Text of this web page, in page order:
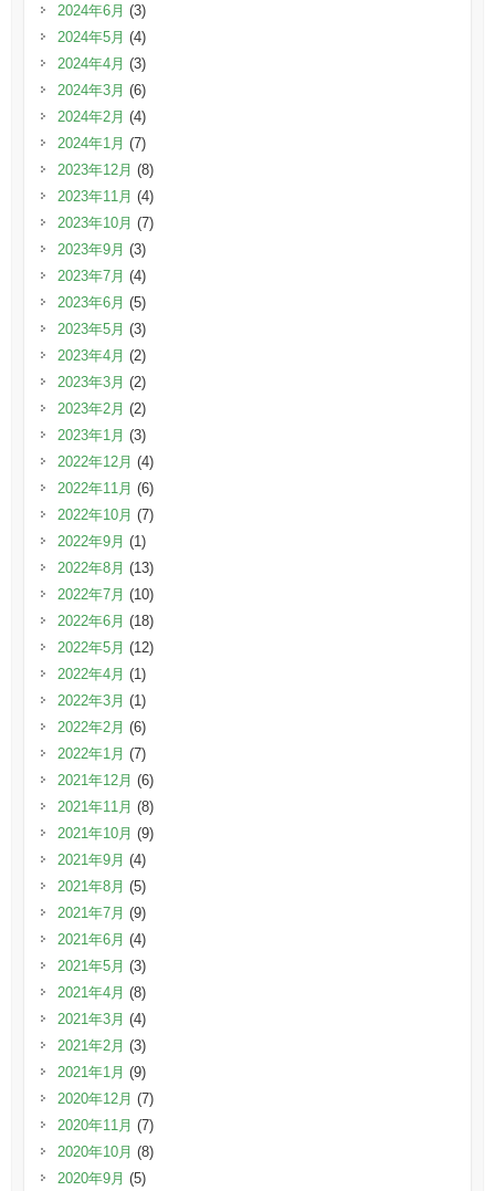
2024年6月 (3)
2024年5月 (4)
2024年4月 (3)
2024年3月 (6)
2024年2月 (4)
2024年1月 (7)
2023年12月 (8)
2023年11月 (4)
2023年10月 (7)
2023年9月 (3)
2023年7月 (4)
2023年6月 (5)
2023年5月 (3)
2023年4月 (2)
2023年3月 (2)
2023年2月 (2)
2023年1月 (3)
2022年12月 (4)
2022年11月 (6)
2022年10月 (7)
2022年9月 (1)
2022年8月 (13)
2022年7月 (10)
2022年6月 (18)
2022年5月 (12)
2022年4月 (1)
2022年3月 (1)
2022年2月 (6)
2022年1月 (7)
2021年12月 (6)
2021年11月 (8)
2021年10月 (9)
2021年9月 (4)
2021年8月 (5)
2021年7月 (9)
2021年6月 (4)
2021年5月 (3)
2021年4月 (8)
2021年3月 (4)
2021年2月 (3)
2021年1月 (9)
2020年12月 (7)
2020年11月 (7)
2020年10月 (8)
2020年9月 (5)